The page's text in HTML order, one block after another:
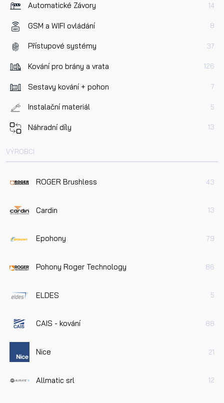
Automatické Závory 14
GSM a WIFI ovládání 8
Přístupové systémy 37
Kování pro brány a vrata 126
Sestavy kování + pohon 7
Instalační materiál 5
Náhradní díly 13
VÝROBCI
ROGER Brushless 43
Cardin 13
Epohony 79
Pohony Roger Technology 86
ELDES 5
CAIS - kování 88
Nice 21
Allmatic srl 12